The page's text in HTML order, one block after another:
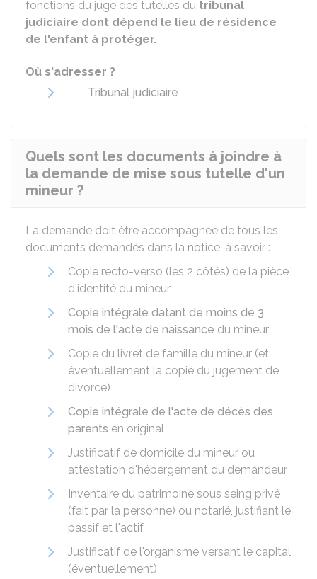
fonctions du juge des tutelles du tribunal
judiciaire dont dépend le lieu de résidence
de l'enfant à protéger.
Où s'adresser ?
Tribunal judiciaire
Quels sont les documents à joindre à
la demande de mise sous tutelle d'un
mineur ?
La demande doit être accompagnée de tous les
documents demandés dans la notice, à savoir :
Copie recto-verso (les 2 côtés) de la pièce
d'identité du mineur
Copie intégrale datant de moins de 3
mois de l'acte de naissance du mineur
Copie du livret de famille du mineur (et
éventuellement la copie du jugement de
divorce)
Copie intégrale de l'acte de décès des
parents en original
Justificatif de domicile du mineur ou
attestation d'hébergement du demandeur
Inventaire du patrimoine sous seing privé
(fait par la personne) ou notarié, justifiant le
passif et l'actif
Justificatif de l'organisme versant le capital
(éventuellement)